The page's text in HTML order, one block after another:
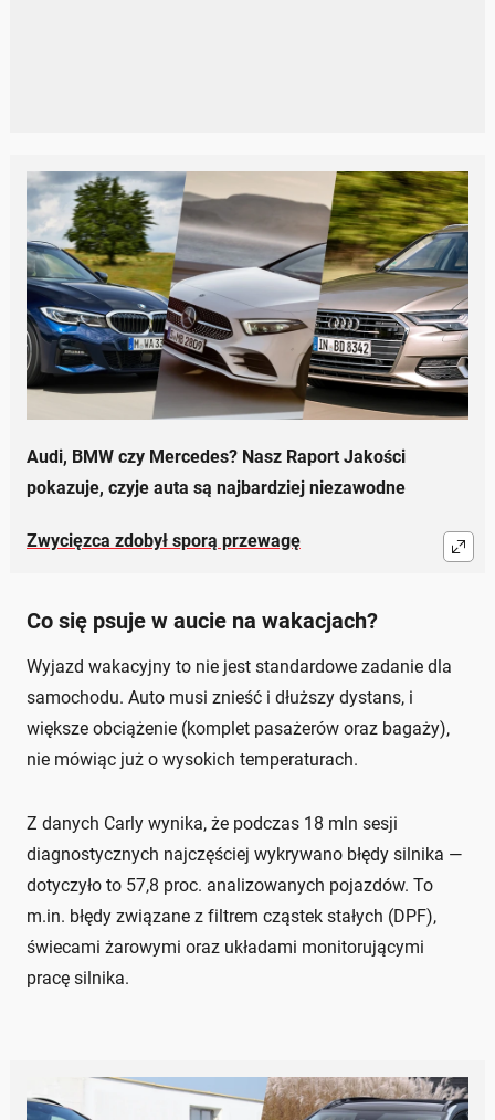
Audi, BMW czy Mercedes? Nasz Raport Jakości
pokazuje, czyje auta są najbardziej niezawodne
Zwycięzca zdobył sporą przewagę
Co się psuje w aucie na wakacjach?
Wyjazd wakacyjny to nie jest standardowe zadanie dla
samochodu. Auto musi znieść i dłuższy dystans, i
większe obciążenie (komplet pasażerów oraz bagaży),
nie mówiąc już o wysokich temperaturach.
Z danych Carly wynika, że podczas 18 mln sesji
diagnostycznych najczęściej wykrywano błędy silnika —
dotyczyło to 57,8 proc. analizowanych pojazdów. To
m.in. błędy związane z filtrem cząstek stałych (DPF),
świecami żarowymi oraz układami monitorującymi
pracę silnika.